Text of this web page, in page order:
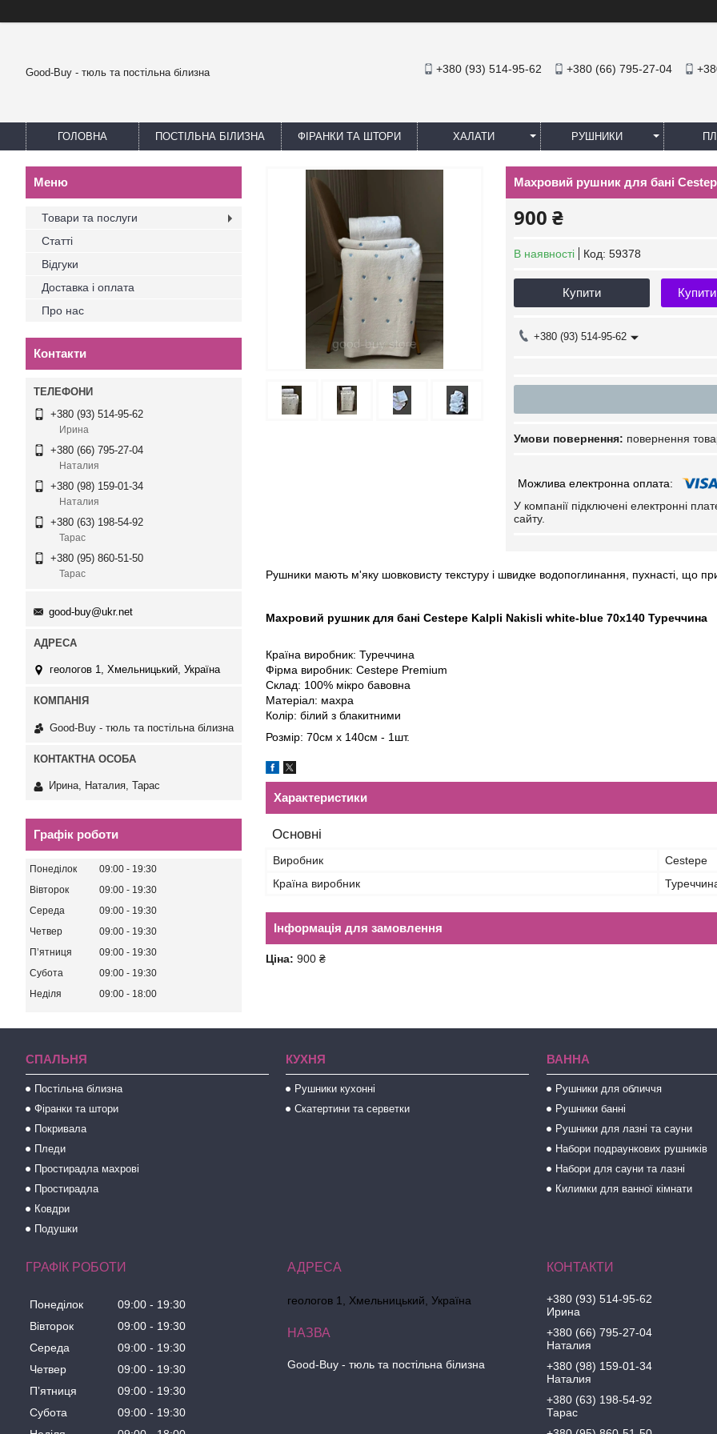
Good-Buy - тюль та постільна білизна +380 (93) 514-95-62 +380 (66) 795-27-04
ГОЛОВНА ПОСТІЛЬНА БІЛИЗНА ФІРАНКИ ТА ШТОРИ ХАЛАТИ РУШНИКИ
Махровий рушник для бані
900 ₴
В наявності Код: 59378
Купити
+380 (93) 514-95-62
повернення
У компанії підключені електронні
сайту.
Рушники мають м'яку шовковисту текстуру і швидке водопоглинання, пухнасті, що
Махровий рушник для бані Cestepe Kalpli Nakisli white-blue 70х140 Туреччина
Країна виробник: Туреччина
Фірма виробник: Cestepе Premium
Склад: 100% мікро бавовна
Матеріал: махра
Колір: білий з блакитними
Розмір: 70см х 140см - 1шт.
Характеристики
Основні
Виробник
Cestepe
Країна виробник
Інформація для замовлення
Ціна: 900 ₴
Товари та послуги
Статті
Відгуки
Доставка і оплата
Про нас
Контакти
+380 (93) 514-95-62
Ирина
+380 (66) 795-27-04
Наталия
+380 (98) 159-01-34
Наталия
+380 (63) 198-54-92
Тарас
+380 (95) 860-51-50
Тарас
good-buy@ukr.net
геологов 1, Хмельницький, Україна
Good-Buy - тюль та постільна білизна
Ирина, Наталия, Тарас
Графік роботи
Понеділок 09:00
19:30
Вівторок
09:00
19:30
Середа
09:00
19:30
Четвер
09:00
19:30
Пʼятниця
09:00
19:30
Субота
09:00
19:30
Неділя
09:00 18:00
СПАЛЬНЯ
Постільна білизна
Фіранки та штори
Покривала
Пледи
Простирадла махрові
Простирадла
Ковдри
Подушки
КУХНЯ
Рушники кухонні
Скатертини та серветки
ВАННА
Рушники для обличчя
Рушники банні
Рушники для лазні та сауни
Набори подраункових рушників
Набори для сауни та лазні
Килимки для ванної кімнати
ГРАФІК РОБОТИ
Понеділок 09:00
19:30
Вівторок
09:00
19:30
Середа
09:00
19:30
Четвер
09:00
19:30
Пʼятниця
09:00
19:30
Субота
09:00
19:30
геологов 1, Хмельницький, Україна
Good-Buy - тюль та постільна білизна
+380 (93) 514-95-62
Ирина
+380 (66) 795-27-04
Наталия
+380 (98) 159-01-34
Наталия
+380 (63) 198-54-92
Тарас